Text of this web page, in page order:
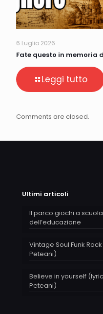
6 Luglio 2026
Fate questo in memoria
Leggi tutto
Comments are closed.
Ultimi articoli
Il parco giochi a
dell’educazione
Vintage Soul Funk
Peteani)
Believe in yourself
Peteani)